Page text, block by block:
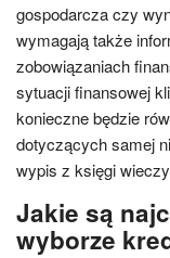
gospodarcza czy
wymagają także
zobowiązaniach
sytuacji finansowej
konieczne będzie
dotyczących samej
wypis z księgi
Jakie są
wyborze